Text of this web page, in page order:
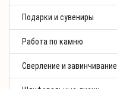
Подарки и сувениры
Работа по камню
Сверление и завинчивание